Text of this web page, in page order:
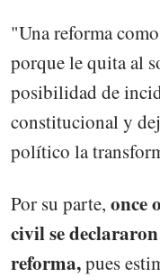
"Una reforma
porque le quita al
posibilidad de
constitucional y
político la
Por su parte, once
civil se
reforma,pues